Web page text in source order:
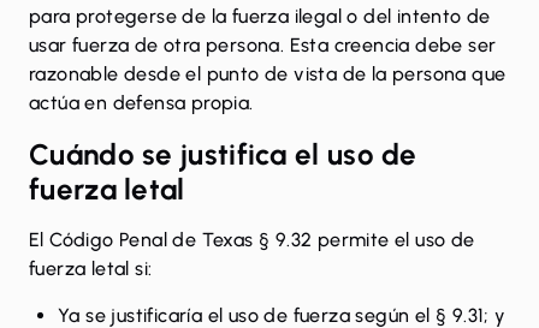
para protegerse de la fuerza ilegal o del intento de
usar fuerza de otra persona. Esta creencia debe ser
razonable desde el punto de vista de la persona que
actúa en defensa propia.
Cuándo se justifica el uso de
fuerza letal
ElCódigo Penal de Texas § 9.32 permite el uso de
fuerza letal si:
Ya se justificaría el uso de fuerza según el § 9.31; y